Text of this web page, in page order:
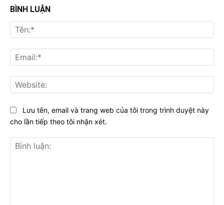
BÌNH LUẬN
Lưu tên, email và trang web của tôi trong trình duyệt này
cho lần tiếp theo tôi nhận xét.